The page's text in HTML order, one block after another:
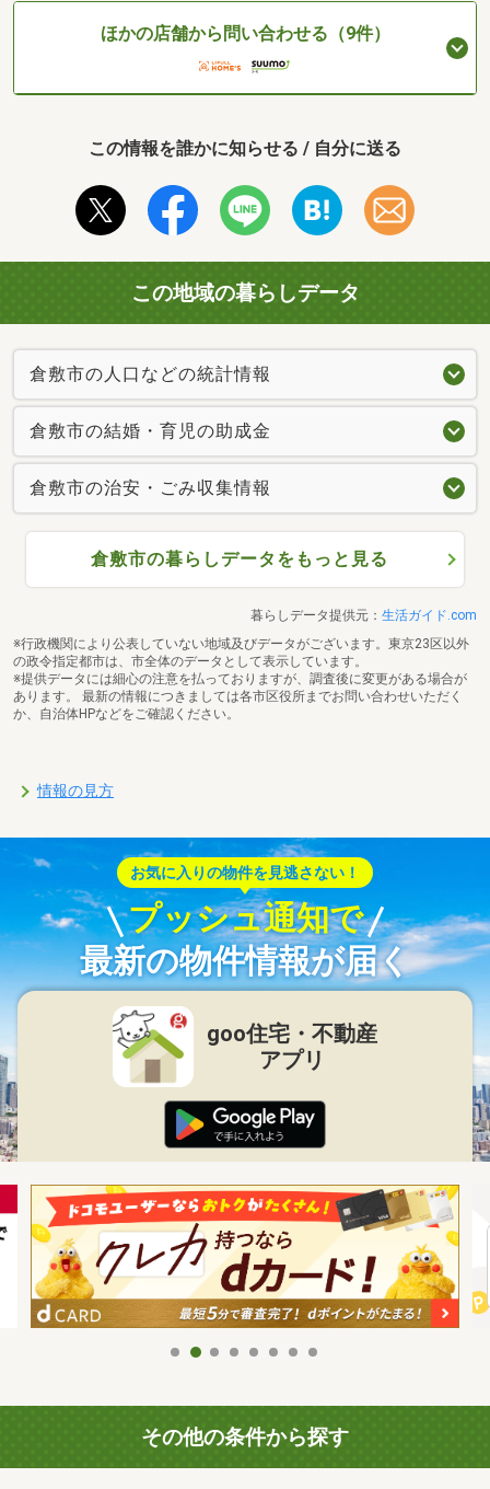
ほかの店舗から問い合わせる（9件）
この情報を誰かに知らせる / 自分に送る
この地域の暮らしデータ
倉敷市の人口などの統計情報
倉敷市の結婚・育児の助成金
倉敷市の治安・ごみ収集情報
倉敷市の暮らしデータをもっと見る
暮らしデータ提供元： 生活ガイド.com
※行政機関により公表していない地域及びデータがございます。東京23区以外
の政令指定都市は、市全体のデータとして表示しています。
※提供データには細心の注意を払っておりますが、調査後に変更がある場合が
あります。 最新の情報につきましては各市区役所までお問い合わせいただく
か、自治体HPなどをご確認ください。
情報の見方
お気に入りの物件を見逃さない！
プッシュ通知で
最新の物件情報が届く
goo住宅・不動産
アプリ
その他の条件から探す